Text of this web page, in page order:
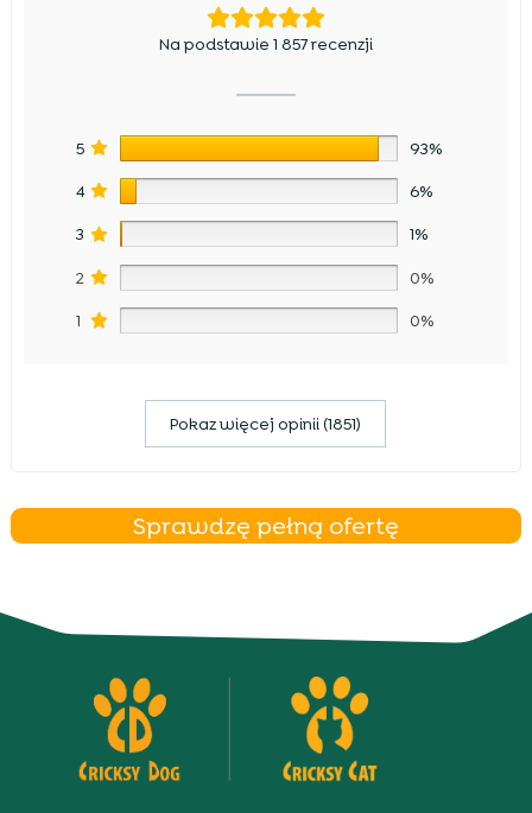
Na podstawie 1 857 recenzji
5 93%
4 6%
3 1%
2 0%
1 0%
Pokaz więcej opinii (1851)
Sprawdzę pełną ofertę